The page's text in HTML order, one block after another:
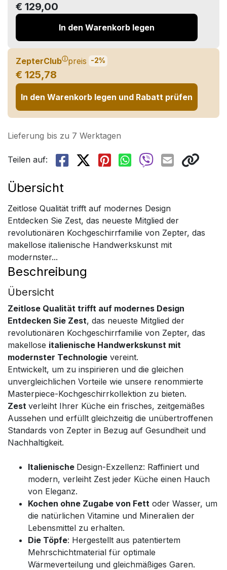
€ 129,00
In den Warenkorb legen
ZepterClubⓘpreis -2%
€ 125,78
In den Warenkorb legen und Rabatt prüfen
Lieferung bis zu 7 Werktagen
Teilen auf:
Übersicht
Zeitlose Qualität trifft auf modernes Design
Entdecken Sie Zest, das neueste Mitglied der
revolutionären Kochgeschirrfamilie von Zepter, das
makellose italienische Handwerkskunst mit
modernster...
Beschreibung
Übersicht
Zeitlose Qualität trifft auf modernes Design
Entdecken Sie Zest, das neueste Mitglied der
revolutionären Kochgeschirrfamilie von Zepter, das
makellose italienische Handwerkskunst mit
modernster Technologie vereint.
Entwickelt, um zu inspirieren und die gleichen
unvergleichlichen Vorteile wie unsere renommierte
Masterpiece-Kochgeschirrkollektion zu bieten.
Zest verleiht Ihrer Küche ein frisches, zeitgemäßes
Aussehen und erfüllt gleichzeitig die unübertroffenen
Standards von Zepter in Bezug auf Gesundheit und
Nachhaltigkeit.
Italienische Design-Exzellenz: Raffiniert und
modern, verleiht Zest jeder Küche einen Hauch
von Eleganz.
Kochen ohne Zugabe von Fett oder Wasser, um
die natürlichen Vitamine und Mineralien der
Lebensmittel zu erhalten.
Die Töpfe: Hergestellt aus patentiertem
Mehrschichtmaterial für optimale
Wärmeverteilung und gleichmäßiges Garen.